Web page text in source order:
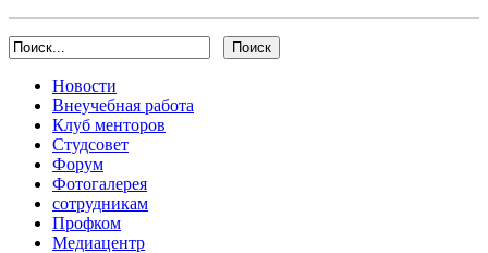
Новости
Внеучебная работа
Клуб менторов
Студсовет
Форум
Фотогалерея
сотрудникам
Профком
Медиацентр